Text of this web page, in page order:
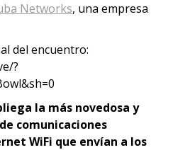
Networks, una empresa
del encuentro:
?
la más novedosa y
comunicaciones
WiFi que envían a los